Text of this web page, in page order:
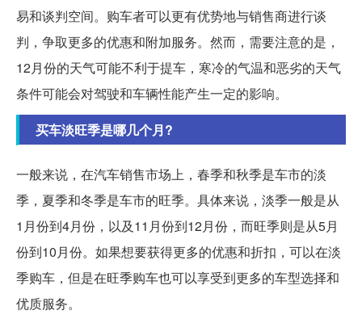
易和谈判空间。购车者可以更有优势地与销售商进行谈
判，争取更多的优惠和附加服务。然而，需要注意的是，
12月份的天气可能不利于提车，寒冷的气温和恶劣的天气
条件可能会对驾驶和车辆性能产生一定的影响。
买车淡旺季是哪几个月?
一般来说，在汽车销售市场上，春季和秋季是车市的淡
季，夏季和冬季是车市的旺季。具体来说，淡季一般是从
1月份到4月份，以及11月份到12月份，而旺季则是从5月
份到10月份。如果想要获得更多的优惠和折扣，可以在淡
季购车，但是在旺季购车也可以享受到更多的车型选择和
优质服务。